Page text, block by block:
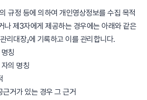
규정 등에 의하여 개인영상정보를 수집 목적
나 제3자에게 제공하는 경우에는 아래와 같은
리대장」에 기록하고 이를 관리합니다.
칭
의 명칭
근거가 있는 경우 그 근거